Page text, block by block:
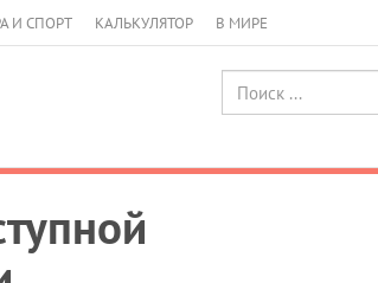
И СПОРТ КАЛЬКУЛЯТОР В МИРЕ